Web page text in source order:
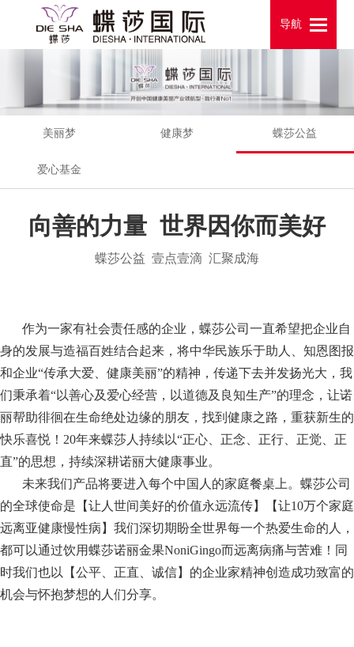
导航
导航
美丽梦 健康梦 蝶莎公益
爱心基金
向善的力量 世界因你而美好
蝶莎公益 壹点壹滴 汇聚成海
作为一家有社会责任感的企业，蝶莎公司一直希望把企业自
身的发展与造福百姓结合起来，将中华民族乐于助人、知恩图报
和企业“传承大爱、健康美丽”的精神，传递下去并发扬光大，我
们秉承着“以善心及爱心经营，以道德及良知生产”的理念，让诺
丽帮助徘徊在生命绝处边缘的朋友，找到健康之路，重获新生的
快乐喜悦！20年来蝶莎人持续以“正心、正念、正行、正觉、正
直”的思想，持续深耕诺丽大健康事业。
未来我们产品将要进入每个中国人的家庭餐桌上。蝶莎公司
的全球使命是【让人世间美好的价值永远流传】【让10万个家庭
远离亚健康慢性病】我们深切期盼全世界每一个热爱生命的人，
都可以通过饮用蝶莎诺丽金果NoniGingo而远离病痛与苦难！同
时我们也以【公平、正直、诚信】的企业家精神创造成功致富的
机会与怀抱梦想的人们分享。